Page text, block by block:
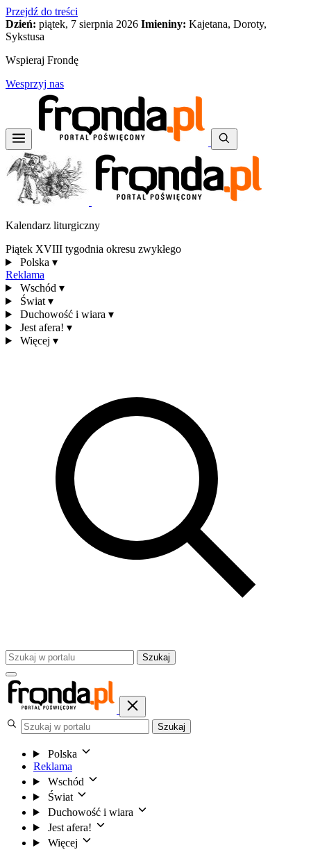
Przejdź do treści
Dzień: piątek, 7 sierpnia 2026 Imieniny: Kajetana, Doroty,
Sykstusa
Wspieraj Frondę
Wesprzyj nas
Kalendarz liturgiczny
Piątek XVIII tygodnia okresu zwykłego
Polska ▾
Reklama
Wschód ▾
Świat ▾
Duchowość i wiara ▾
Jest afera! ▾
Więcej ▾
Szukaj
Szukaj
Polska
Reklama
Wschód
Świat
Duchowość i wiara
Jest afera!
Więcej